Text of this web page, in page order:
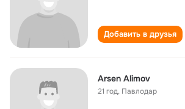
Добавить в друзья
Arsen Alimov
21 год, Павлодар